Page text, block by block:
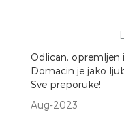
Odlican, opremljen
Domacin je jako
Sve preporuke!
Aug-2023